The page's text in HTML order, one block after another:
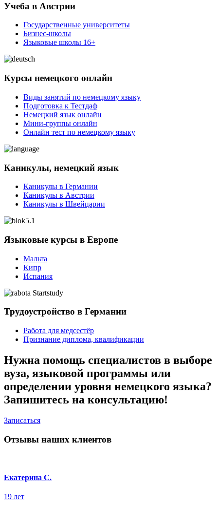
Учеба в Австрии
Государственные университеты
Бизнес-школы
Языковые школы 16+
Курсы немецкого онлайн
Виды занятий по немецкому языку
Подготовка к Тестдаф
Немецкий язык онлайн
Мини-группы онлайн
Онлайн тест по немецкому языку
Каникулы, немецкий язык
Каникулы в Германии
Каникулы в Австрии
Каникулы в Швейцарии
Языковые курсы в Европе
Мальта
Кипр
Испания
Трудоустройство в Германии
Работа для медсестёр
Признание диплома, квалификации
Нужна помощь специалистов в выборе
вуза, языковой программы или
определении уровня немецкого языка?
Запишитесь на консультацию!
Записаться
Отзывы наших клиентов
Екатерина С.
19 лет